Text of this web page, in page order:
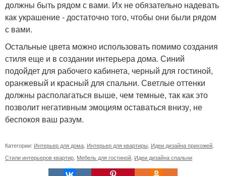
должны быть рядом с вами. Их не обязательно надевать
как украшение - достаточно того, чтобы они были рядом
с вами.
Остальные цвета можно использовать помимо создания
стиля еще и в создании интерьера дома. Синий
подойдет для рабочего кабинета, черный для гостиной,
оранжевый и красный для спальни. Светлые оттенки
должны располагаться выше, чем темные, так как это
позволит негативным эмоциям оставаться внизу, не
беспокоя ваш разум.
Категории: Интерьер для дома, Интерьер для квартиры, Идеи дизайна прихожей,
Стили интерьеров квартир, Мебель для гостиной, Идеи дизайна спальни